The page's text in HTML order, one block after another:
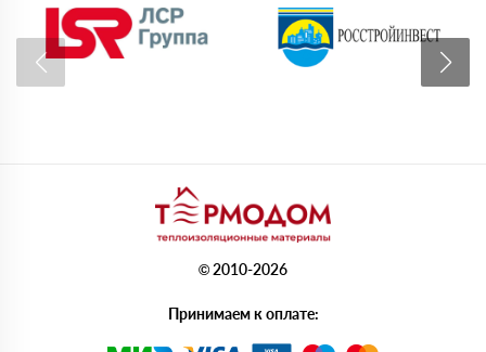
© 2010-2026
Принимаем к оплате: